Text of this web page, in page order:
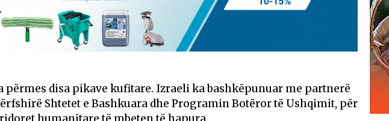
përmes disa pikave kufitare. Izraeli ka bashkëpunuar me partnerë
Shtetet e Bashkuara dhe Programin Botëror të Ushqimit, për